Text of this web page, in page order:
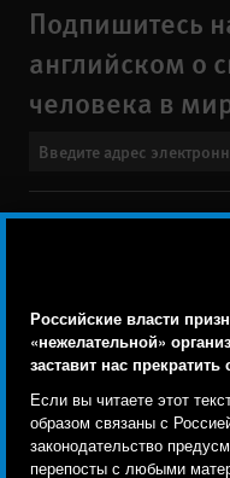
Российские власти
«нежелательной»
заставит нас
Если вы читаете этот
образом связаны с
законодательство
перепосты с любыми
Подпишитесь
английском о
человека в
Свяжитесь с
menu
Заявление о политике
Text Version
© 2026 Human Rights
Human Rights Watch| 350
Human Rights Watch
Мы используем
отслеживания и
инструменты, чтобы